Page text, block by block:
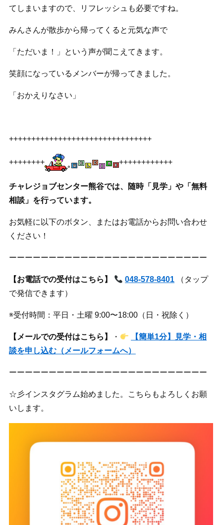
てしまいますので、リフレッシュも必要ですね。
みんさんが散歩から帰ってくると元気な声で
「ただいま！」という声が聞こえてきます。
笑顔になっているメンバーが帰ってきました。
「おかえりなさい」
++++++++++++++++++++++++++++++++
++++++++ ++++++++++++
チャレジョブセンター熊谷では、随時「見学」や「無料
相談」を行っています。
お気軽に以下のボタン、またはお電話からお問い合わせ
ください！
ーーーーーーーーーーーーーーーーーーーーーーーーー
【お電話での受付はこちら】 048-578-8401 （タップ
で発信できます）
※受付時間：平日・土曜 9:00〜18:00（日・祝除く）
【メールでの受付はこちら】 ・
【簡単1分】見学・相
談を申し込む（メールフォームへ）
ーーーーーーーーーーーーーーーーーーーーーーーーー
☆彡インスタグラム始めました。こちらもよろしくお願
いします。